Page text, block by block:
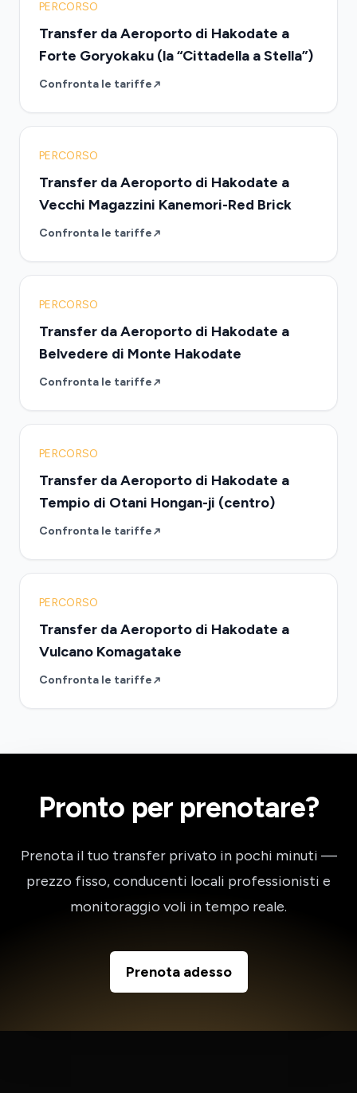
PERCORSO
Transfer da Aeroporto di Hakodate a
Forte Goryokaku (la “Cittadella a Stella”)
Confronta le tariffe
PERCORSO
Transfer da Aeroporto di Hakodate a
Vecchi Magazzini Kanemori-Red Brick
Confronta le tariffe
PERCORSO
Transfer da Aeroporto di Hakodate a
Belvedere di Monte Hakodate
Confronta le tariffe
PERCORSO
Transfer da Aeroporto di Hakodate a
Tempio di Otani Hongan-ji (centro)
Confronta le tariffe
PERCORSO
Transfer da Aeroporto di Hakodate a
Vulcano Komagatake
Confronta le tariffe
Pronto per prenotare?
Prenota il tuo transfer privato in pochi minuti —
prezzo fisso, conducenti locali professionisti e
monitoraggio voli in tempo reale.
Prenota adesso